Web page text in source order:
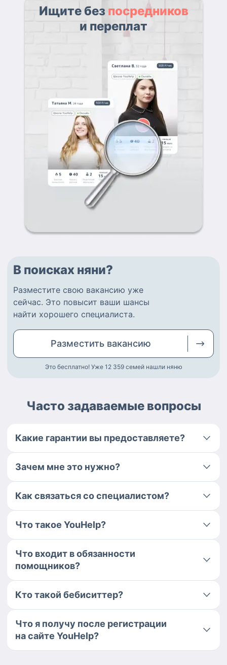
Ищите без посредников
и переплат
В поисках няни?
Разместите свою вакансию уже
сейчас. Это повысит ваши шансы
найти хорошего специалиста.
Разместить вакансию
Это бесплатно! Уже 12 359 семей нашли няню
Часто задаваемые вопросы
Какие гарантии вы предоставляете?
Зачем мне это нужно?
Как связаться со специалистом?
Что такое YouHelp?
Что входит в обязанности
помощников?
Кто такой бебиситтер?
Что я получу после регистрации
на сайте YouHelp?